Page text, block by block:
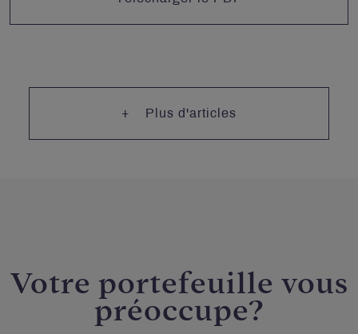
Plus d'articles
Votre portefeuille vous
préoccupe?